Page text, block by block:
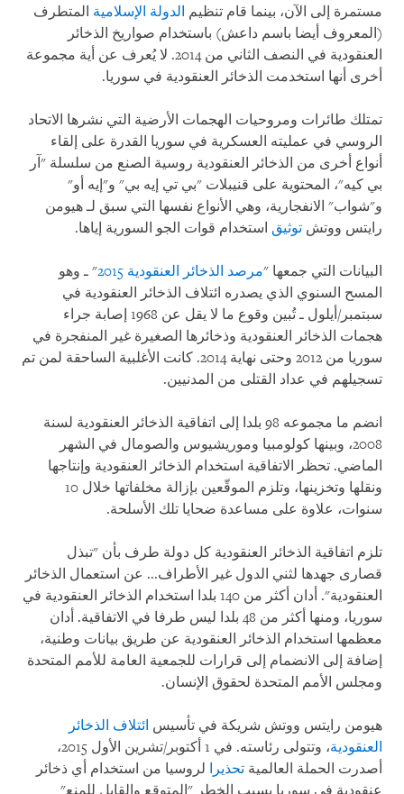
مستمرة إلى الآن، بينما قام تنظيم الدولة الإسلامية المتطرف
(المعروف أيضا باسم داعش) باستخدام صواريخ الذخائر
العنقودية في النصف الثاني من 2014. لا يُعرف عن أية مجموعة
أخرى أنها استخدمت الذخائر العنقودية في سوريا.
تمتلك طائرات ومروحيات الهجمات الأرضية التي نشرها الاتحاد
الروسي في عمليته العسكرية في سوريا القدرة على إلقاء
أنواع أخرى من الذخائر العنقودية روسية الصنع من سلسلة "آر
بي كيه"، المحتوية على قنيبلات "بي تي إيه بي" و"إيه أو"
و"شواب" الانفجارية، وهي الأنواع نفسها التي سبق لـ هيومن
رايتس ووتش توثيق استخدام قوات الجو السورية إياها.
البيانات التي جمعها "مرصد الذخائر العنقودية 2015
" ـ وهو
المسح السنوي الذي يصدره ائتلاف الذخائر العنقودية في
سبتمبر/أيلول ـ تُبين وقوع ما لا يقل عن 1968 إصابة جراء
هجمات الذخائر العنقودية وذخائرها الصغيرة غير المنفجرة في
سوريا من 2012 وحتى نهاية 2014. كانت الأغلبية الساحقة لمن تم
تسجيلهم في عداد القتلى من المدنيين.
انضم ما مجموعه 98 بلدا إلى اتفاقية الذخائر العنقودية لسنة
2008، وبينها كولومبيا وموريشيوس والصومال في الشهر
الماضي. تحظر الاتفاقية استخدام الذخائر العنقودية وإنتاجها
ونقلها وتخزينها، وتلزم الموقّعين بإزالة مخلفاتها خلال 10
سنوات، علاوة على مساعدة ضحايا تلك الأسلحة.
تلزم اتفاقية الذخائر العنقودية كل دولة طرف بأن "تبذل
قصارى جهدها لثني الدول غير الأطراف... عن استعمال الذخائر
العنقودية". أدان أكثر من 140 بلدا استخدام الذخائر العنقودية في
سوريا، ومنها أكثر من 48 بلدا ليس طرفا في الاتفاقية. أدان
معظمها استخدام الذخائر العنقودية عن طريق بيانات وطنية،
إضافة إلى الانضمام إلى قرارات للجمعية العامة للأمم المتحدة
ومجلس الأمم المتحدة لحقوق الإنسان.
هيومن رايتس ووتش شريكة في تأسيس ائتلاف الذخائر
العنقودية
، وتتولى رئاسته. في 1 أكتوبر/تشرين الأول 2015،
أصدرت الحملة العالمية تحذيرا لروسيا من استخدام أي ذخائر